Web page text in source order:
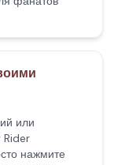
или
Rider
нажмите